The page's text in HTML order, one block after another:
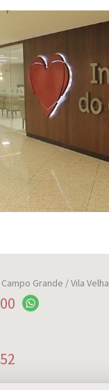
Grande / Vila Velha